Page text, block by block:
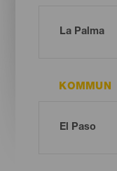
KOMMUN